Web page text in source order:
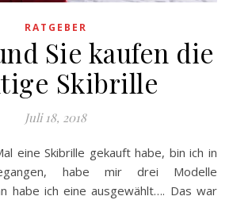
RATGEBER
Sie kaufen die
Skibrille
Juli 18, 2018
habe mir drei Modelle
habe ich eine ausgewählt…. Das war